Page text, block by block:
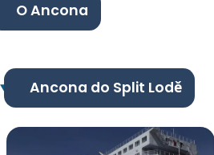
O Ancona
Ancona do Split Lodě